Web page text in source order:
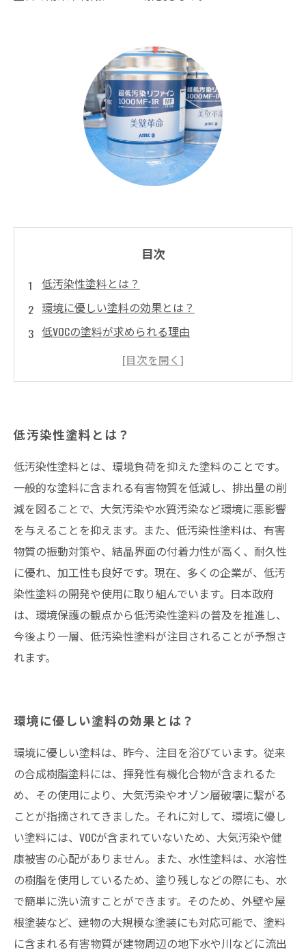
目次
低汚染性塗料とは？
環境に優しい塗料の効果とは？
低VOCの塗料が求められる理由
代表的な低汚染性塗料の種類と特徴
低汚染性塗料の普及を促進する取り組みについ
低汚染性塗料とは？
低汚染性塗料とは、環境負荷を抑えた塗料のことです。
一般的な塗料に含まれる有害物質を低減し、排出量の削
減を図ることで、大気汚染や水質汚染など環境に悪影響
を与えることを抑えます。また、低汚染性塗料は、有害
物質の振動対策や、結晶界面の付着力性が高く、耐久性
に優れ、加工性も良好です。現在、多くの企業が、低汚
染性塗料の開発や使用に取り組んでいます。日本政府
は、環境保護の観点から低汚染性塗料の普及を推進し、
今後より一層、低汚染性塗料が注目されることが予想さ
れます。
環境に優しい塗料の効果とは？
環境に優しい塗料は、昨今、注目を浴びています。従来
の合成樹脂塗料には、揮発性有機化合物が含まれるた
め、その使用により、大気汚染やオゾン層破壊に繋がる
ことが指摘されてきました。それに対して、環境に優し
い塗料には、VOCが含まれていないため、大気汚染や健
康被害の心配がありません。また、水性塗料は、水溶性
の樹脂を使用しているため、塗り残しなどの際にも、水
で簡単に洗い流すことができます。そのため、外壁や屋
根塗装など、建物の大規模な塗装にも対応可能で、塗料
に含まれる有害物質が建物周辺の地下水や川などに流出